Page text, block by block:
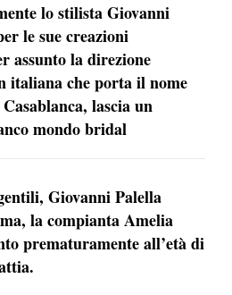
lo stilista Giovanni
le sue creazioni
assunto la direzione
italiana che porta il nome
lascia un
mondo bridal
Giovanni Palella
la compianta Amelia
prematuramente all’età di